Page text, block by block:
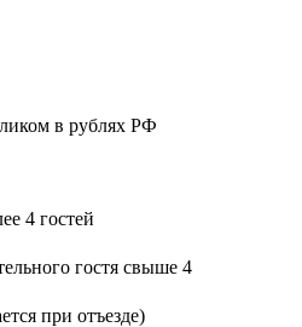
в рублях РФ
4 гостей
гостя свыше 4
при отъезде)